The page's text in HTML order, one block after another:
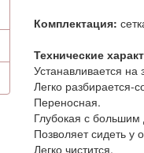
Комплектация:
Технические
Устанавливается на
Легко разбирается-
Переносная.
Глубокая с
Позволяет сидеть у
Легко чистится.